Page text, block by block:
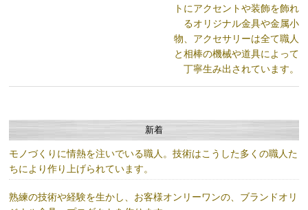
トにアクセントや装飾を飾れ
るオリジナル金具や金属小
物、アクセサリーは全て職人
と相棒の機械や道具によって
丁寧生み出されています。
新着
モノづくりに情熱を注いでいる職人。技術はこうした多くの職人た
ちにより作り上げられています。
熟練の技術や経験を生かし、お客様オンリーワンの、ブランドオリ